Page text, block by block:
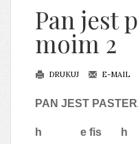
Pan jest
moim 2
DRUKUJ E-MAIL
PAN JEST
h e fis h